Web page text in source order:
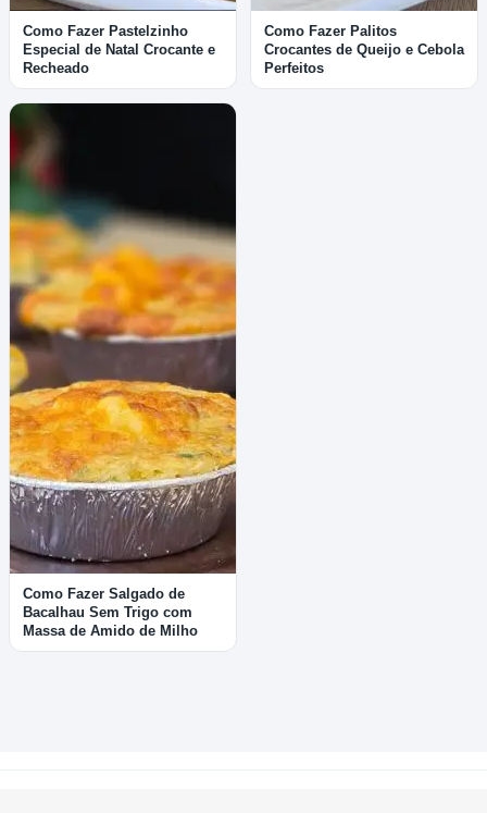
Como Fazer Pastelzinho
Especial de Natal Crocante e
Recheado
Como Fazer Palitos
Crocantes de Queijo e Cebola
Perfeitos
Como Fazer Salgado de
Bacalhau Sem Trigo com
Massa de Amido de Milho